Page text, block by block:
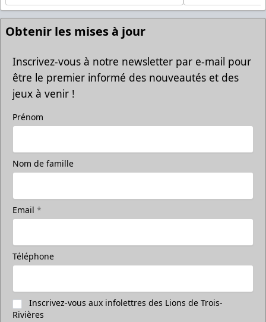
Obtenir les mises à jour
Inscrivez-vous à notre newsletter par e-mail pour
être le premier informé des nouveautés et des
jeux à venir !
Prénom
Nom de famille
Email *
Téléphone
Inscrivez-vous aux infolettres des Lions de Trois-
Rivières